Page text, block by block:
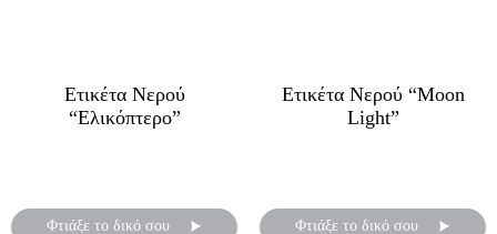
Ετικέτα Νερού
“Ελικόπτερο”
Φτιάξε το δικό σου
Ετικέτα Νερού “Moon
Light”
Φτιάξε το δικό σου